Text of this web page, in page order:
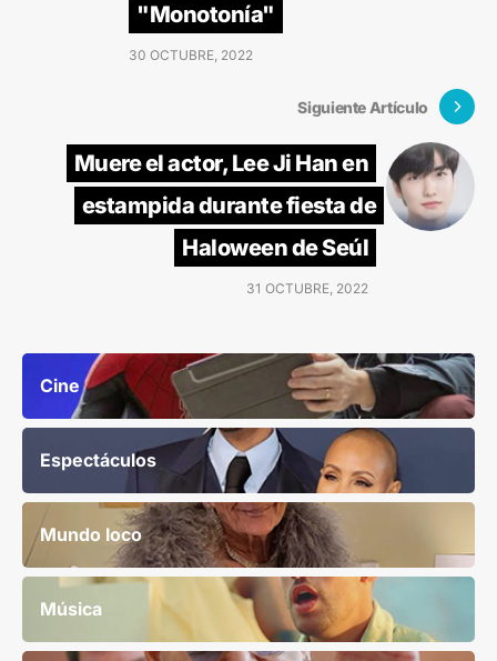
"Monotonía"
30 OCTUBRE, 2022
Siguiente Artículo
Muere el actor, Lee Ji Han en
estampida durante fiesta de
Haloween de Seúl
31 OCTUBRE, 2022
Cine
Espectáculos
Mundo loco
Música